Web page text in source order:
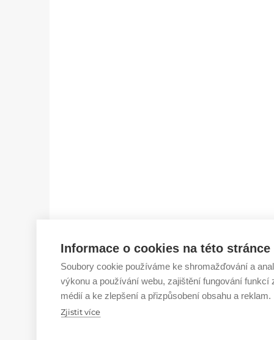
Informace o cookies na této stránce
Soubory cookie používáme ke shromažďování a
výkonu a používání webu, zajištění fungování funkcí
médií a ke zlepšení a přizpůsobení obsahu a reklam.
Zjistit více